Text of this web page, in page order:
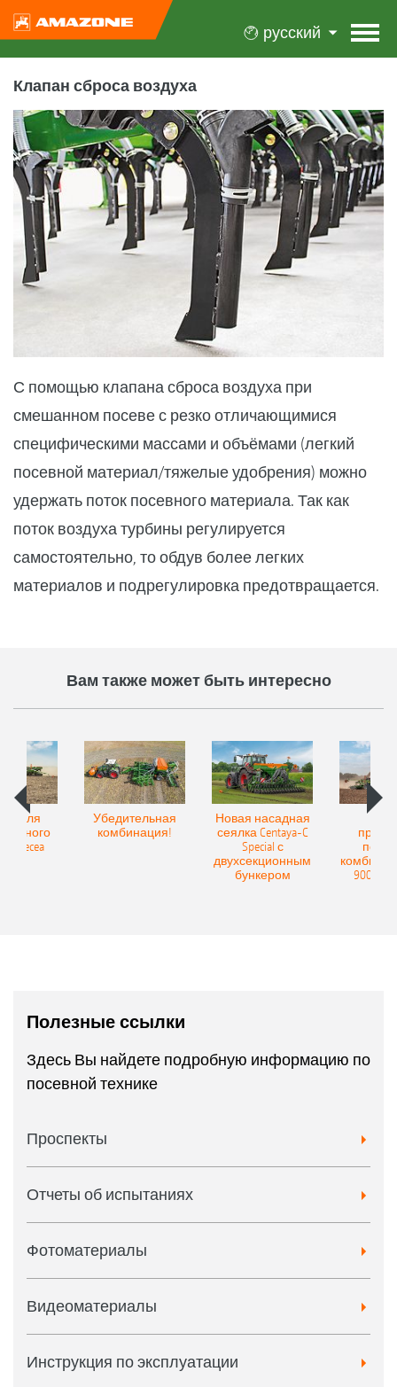
русский
Клапан сброса воздуха
С помощью клапана сброса воздуха при
смешанном посеве с резко отличающимися
специфическими массами и объёмами (легкий
посевной материал/тяжелые удобрения) можно
удержать поток посевного материала. Так как
поток воздуха турбины регулируется
самостоятельно, то обдув более легких
материалов и подрегулировка предотвращается.
Вам также может быть интересно
для
точного
Precea
Убедительная
комбинация!
Новая насадная
сеялка Centaya-C
Special с
двухсекционным
бункером
9004-
Полезные ссылки
Здесь Вы найдете подробную информацию по
посевной технике
Проспекты
Отчеты об испытаниях
Фотоматериалы
Видеоматериалы
Инструкция по эксплуатации